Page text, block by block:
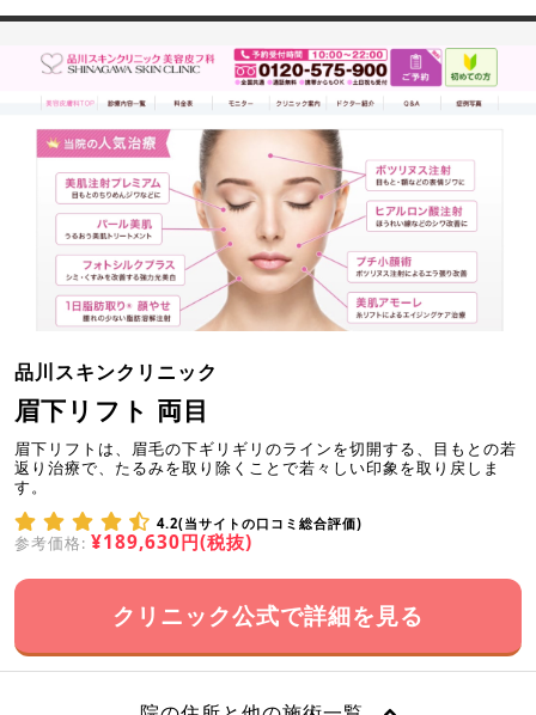
品川スキンクリニック
眉下リフト 両目
眉下リフトは、眉毛の下ギリギリのラインを切開する、目もとの若
返り治療で、たるみを取り除くことで若々しい印象を取り戻しま
す。
4.2(当サイトの口コミ総合評価)
参考価格: ¥189,630円(税抜)
クリニック公式で詳細を見る